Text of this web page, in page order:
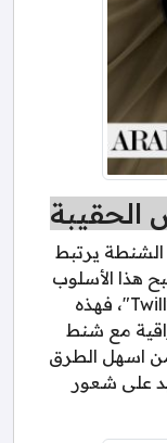
يرتبط
هذا الأسلوب
سمةً مميزة لها واطلقت عليه تويلي "Twilly"، فهذه
مع شنط
من اسهل الطرق
على شعور